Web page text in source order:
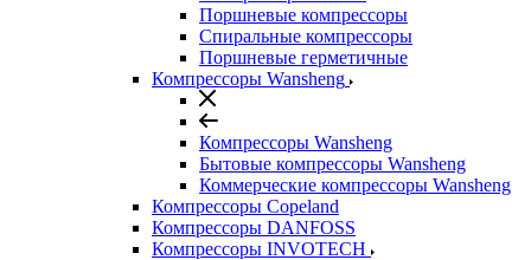
Поршневые компрессоры
Спиральные компрессоры
Поршневые герметичные
Компрессоры Wansheng
Компрессоры Wansheng
Бытовые компрессоры Wansheng
Коммерческие компрессоры Wansheng
Компрессоры Copeland
Компрессоры DANFOSS
Компрессоры INVOTECH